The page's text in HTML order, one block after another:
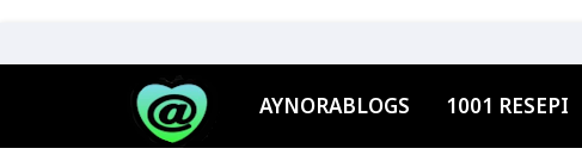
AYNORABLOGS 1001 RESEPI